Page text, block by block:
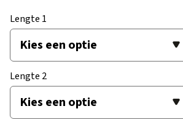
Lengte 1
Lengte 2